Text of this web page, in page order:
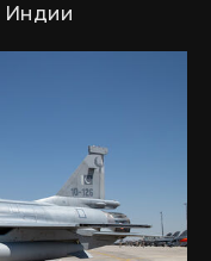
Индии